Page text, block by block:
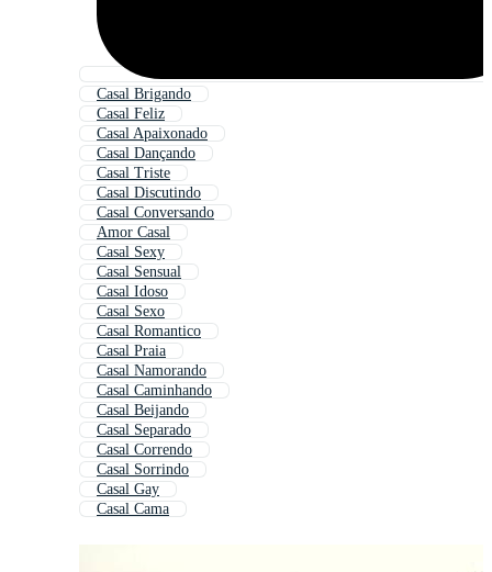
Casal Brigando
Casal Feliz
Casal Apaixonado
Casal Dançando
Casal Triste
Casal Discutindo
Casal Conversando
Amor Casal
Casal Sexy
Casal Sensual
Casal Idoso
Casal Sexo
Casal Romantico
Casal Praia
Casal Namorando
Casal Caminhando
Casal Beijando
Casal Separado
Casal Correndo
Casal Sorrindo
Casal Gay
Casal Cama